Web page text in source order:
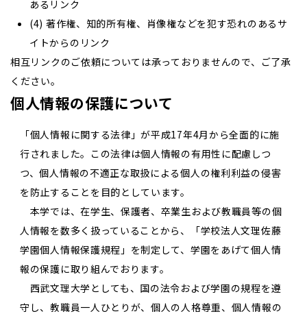
あるリンク
(4) 著作権、知的所有権、肖像権などを犯す恐れのあるサ
イトからのリンク
相互リンクのご依頼については承っておりませんので、ご了承
ください。
個人情報の保護について
「個人情報に関する法律」が平成17年4月から全面的に施
行されました。この法律は個人情報の有用性に配慮しつ
つ、個人情報の不適正な取扱による個人の権利利益の侵害
を防止することを目的としています。
本学では、在学生、保護者、卒業生および教職員等の個
人情報を数多く扱っていることから、「学校法人文理佐藤
学園個人情報保護規程」を制定して、学園をあげて個人情
報の保護に取り組んでおります。
西武文理大学としても、国の法令および学園の規程を遵
守し、教職員一人ひとりが、個人の人格尊重、個人情報の